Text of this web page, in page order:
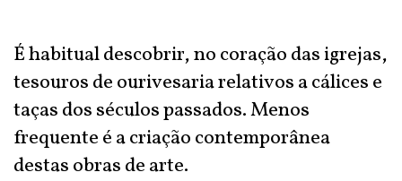
É habitual descobrir, no coração das igrejas,
tesouros de ourivesaria relativos a cálices e
taças dos séculos passados. Menos
frequente é a criação contemporânea
destas obras de arte.